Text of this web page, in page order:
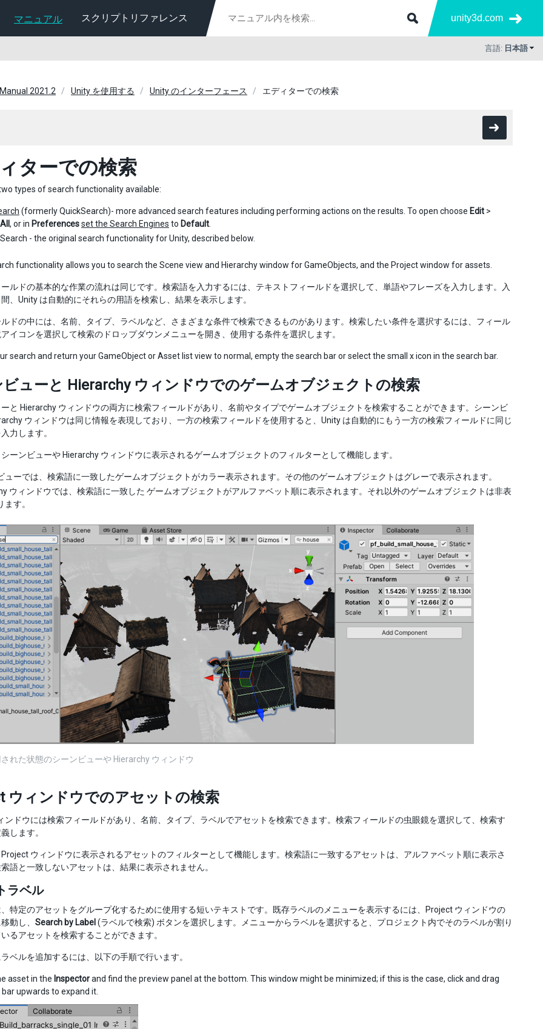
マニュアル スクリプトリファレンス unity3d.com
言語: 日本語
2021.2 Unity を使用する Unity のインターフェース エディターでの検索
ターでの検索
types of search functionality available:
(formerly QuickSearch)- more advanced search features including performing actions on the results. To open choose Edit >
, or in Preferencesset the Search Engines to Default
- the original search functionality for Unity, described below.
functionality allows you to search the Scene view and Hierarchy window for GameObjects, and the Project window for assets.
ルドの基本的な作業の流れは同じです。検索語を入力するには、テキストフィールドを選択して、単語やフレーズを入力します。入
、Unity は自動的にそれらの用語を検索し、結果を表示します。
ドの中には、名前、タイプ、ラベルなど、さまざまな条件で検索できるものがあります。検索したい条件を選択するには、フィール
イコンを選択して検索のドロップダウンメニューを開き、使用する条件を選択します。
search and return your GameObject or Asset list view to normal, empty the search bar or select the small x icon in the search bar.
ューと Hierarchy ウィンドウでのゲームオブジェクトの検索
と Hierarchy ウィンドウの両方に検索フィールドがあり、名前やタイプでゲームオブジェクトを検索することができます。シーンビ
ウィンドウは同じ情報を表現しており、一方の検索フィールドを使用すると、Unity は自動的にもう一方の検索フィールドに同じ
力します。
ーンビューや Hierarchy ウィンドウに表示されるゲームオブジェクトのフィルターとして機能します。
ューでは、検索語に一致したゲームオブジェクトがカラー表示されます。その他のゲームオブジェクトはグレーで表示されます。
ウィンドウでは、検索語に一致した ゲームオブジェクトがアルファベット順に表示されます。それ以外のゲームオブジェクトは非表
ます。
れた状態のシーンビューや Hierarchy ウィンドウ
ウィンドウでのアセットの検索
ンドウには検索フィールドがあり、名前、タイプ、ラベルでアセットを検索できます。検索フィールドの虫眼鏡を選択して、検索す
します。
ウィンドウに表示されるアセットのフィルターとして機能します。検索語に一致するアセットは、アルファベット順に表示さ
語と一致しないアセットは、結果に表示されません。
ラベル
特定のアセットをグループ化するために使用する短いテキストです。既存ラベルのメニューを表示するには、Project ウィンドウの
動し、 Search by Label (ラベルで検索) ボタンを選択します。メニューからラベルを選択すると、プロジェクト内でそのラベルが割り
るアセットを検索することができます。
ベルを追加するには、以下の手順で行います。
asset in the Inspectorand find the preview panel at the bottom. This window might be minimized; if this is the case, click and drag
upwards to expand it.